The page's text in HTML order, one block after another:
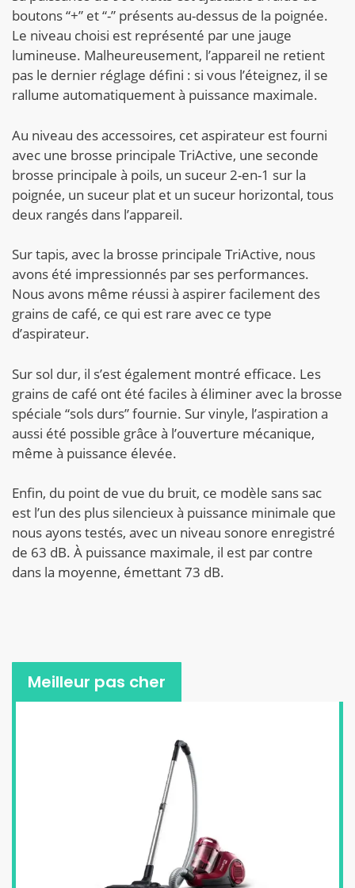
boutons “+” et “-” présents au-dessus de la poignée.
Le niveau choisi est représenté par une jauge
lumineuse. Malheureusement, l’appareil ne retient
pas le dernier réglage défini : si vous l’éteignez, il se
rallume automatiquement à puissance maximale.
Au niveau des accessoires, cet aspirateur est fourni
avec une brosse principale TriActive, une seconde
brosse principale à poils, un suceur 2-en-1 sur la
poignée, un suceur plat et un suceur horizontal, tous
deux rangés dans l’appareil.
Sur tapis, avec la brosse principale TriActive, nous
avons été impressionnés par ses performances.
Nous avons même réussi à aspirer facilement des
grains de café, ce qui est rare avec ce type
d’aspirateur.
Sur sol dur, il s’est également montré efficace. Les
grains de café ont été faciles à éliminer avec la brosse
spéciale “sols durs” fournie. Sur vinyle, l’aspiration a
aussi été possible grâce à l’ouverture mécanique,
même à puissance élevée.
Enfin, du point de vue du bruit, ce modèle sans sac
est l’un des plus silencieux à puissance minimale que
nous ayons testés, avec un niveau sonore enregistré
de 63 dB. À puissance maximale, il est par contre
dans la moyenne, émettant 73 dB.
Meilleur pas cher